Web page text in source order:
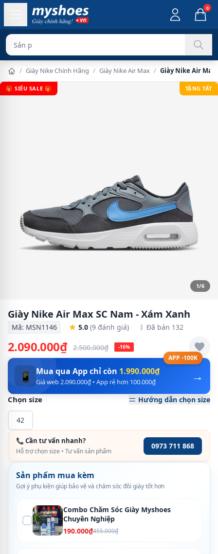
0
Sản phẩm chính
/ Giày Nike Chính Hãng / Giày Nike Air Max / Giày Nike Air Max
🎁 SIÊU SALE 🎁 TẶNG TẤT
1/6
Giày Nike Air Max SC Nam - Xám Xanh
Mã: MSN1146 5.0 (9 đánh giá) Đã bán 132
2.090.000₫ 2.500.000₫ -16%
APP -100K
→
📱 Mua qua App chỉ còn 1.990.000₫
Giá web 2.090.000₫ • App rẻ hơn 100.000₫
Chọn size Hướng dẫn chọn size
42
📞 Cần tư vấn nhanh?
Hỗ trợ chọn size • Tư vấn sản phẩm
0973 711 868
Sản phẩm mua kèm
Gợi ý phụ kiện giúp bảo vệ và chăm sóc đôi giày tốt hơn
Combo Chăm Sóc Giày Myshoes
Chuyên Nghiệp
190.000₫455.000₫